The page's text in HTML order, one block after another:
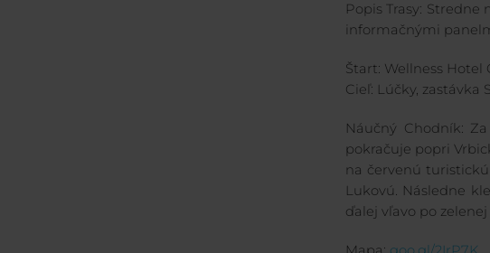
Popis Trasy:
informačnými
Štart: Wellness Hotel
Cieľ: Lúčky, zastávka
Náučný Chodník:
pokračuje popri
na červenú
Lukovú. Následne
ďalej vľavo po